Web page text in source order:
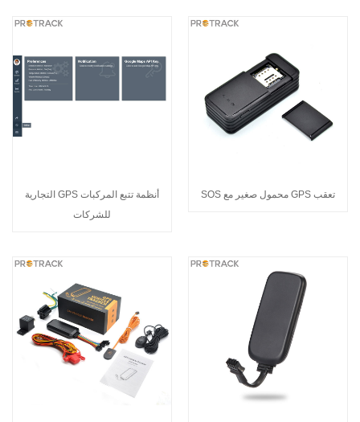
تعقب GPS محمول صغير مع SOS
أنظمة تتبع المركبات GPS التجارية
للشركات